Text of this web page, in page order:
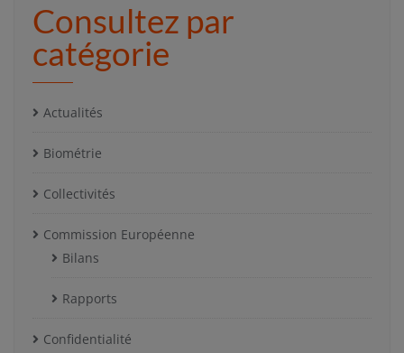
Consultez par
catégorie
Actualités
Biométrie
Collectivités
Commission Européenne
Bilans
Rapports
Confidentialité